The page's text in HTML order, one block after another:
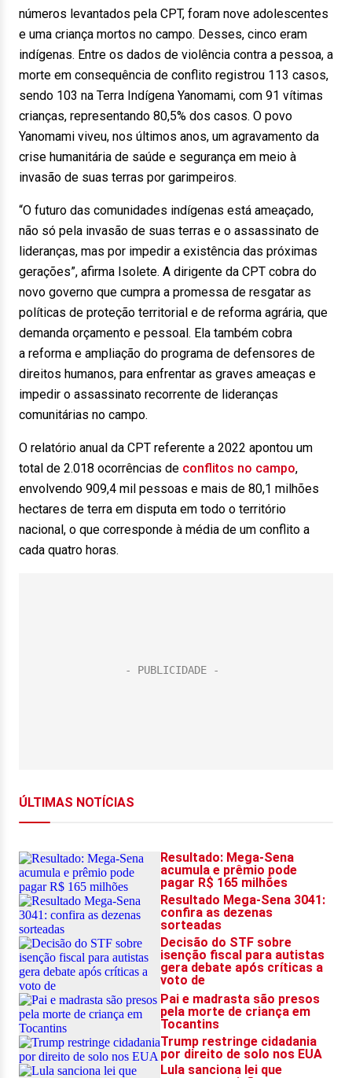
números levantados pela CPT, foram nove adolescentes
e uma criança mortos no campo. Desses, cinco eram
indígenas. Entre os dados de violência contra a pessoa, a
morte em consequência de conflito registrou 113 casos,
sendo 103 na Terra Indígena Yanomami, com 91 vítimas
crianças, representando 80,5% dos casos. O povo
Yanomami viveu, nos últimos anos, um agravamento da
crise humanitária de saúde e segurança em meio à
invasão de suas terras por garimpeiros.
“O futuro das comunidades indígenas está ameaçado,
não só pela invasão de suas terras e o assassinato de
lideranças, mas por impedir a existência das próximas
gerações”, afirma Isolete. A dirigente da CPT cobra do
novo governo que cumpra a promessa de resgatar as
políticas de proteção territorial e de reforma agrária, que
demanda orçamento e pessoal. Ela também cobra
a reforma e ampliação do programa de defensores de
direitos humanos, para enfrentar as graves ameaças e
impedir o assassinato recorrente de lideranças
comunitárias no campo.
O relatório anual da CPT referente a 2022 apontou um
total de 2.018 ocorrências de conflitos no campo,
envolvendo 909,4 mil pessoas e mais de 80,1 milhões
hectares de terra em disputa em todo o território
nacional, o que corresponde à média de um conflito a
cada quatro horas.